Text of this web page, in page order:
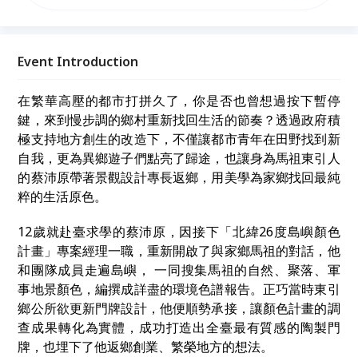
相遇，為生命注入嶄新的能量與視野。
Event Introduction
在繁華高壓的都市打拼久了，你是否也曾想過按下暫停
鍵，來到慢步調的鄉村重新找回生活的節奏？透過政府積
極支持地方創生的改造下，不僅讓都市青年在田野找到新
自我，更為異鄉遊子們點亮了歸途，也讓身為馬祖東引人
的蔡沛原帶著景觀設計專長返鄉，用美學為家鄉找回最純
粹的生活原色。
12歲就赴臺求學的蔡沛原，因接下「北緯26度島嶼顏色
計畫」專案經理一職，重新開啟了與家鄉馬祖的對話，他
和團隊成員走遍島嶼， 一同搜集馬祖的自然、聚落、軍
事地景顏色，編撰成詳盡的環境色譜報告。正巧當時東引
鄉公所欲更新門牌設計，他便順勢承接，讓顏色計畫的調
查成果轉化為實體，成功打造出全臺最有質感的陶製門
牌，也埋下了他返鄉創業、繁榮地方的想法。